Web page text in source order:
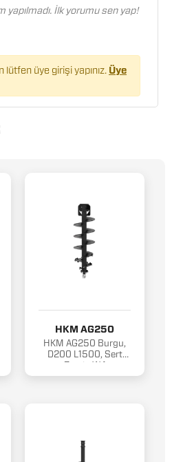
yapılmadı. İlk yorumu sen yap!
lütfen üye girişi yapınız. Üye
HKM AG250
HKM AG250 Burgu,
D200 L1500, Sert